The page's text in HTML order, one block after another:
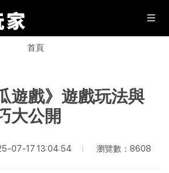
首頁
遊戲》遊戲玩法與
大公開
07-17 13:04:54 瀏覽數：8608